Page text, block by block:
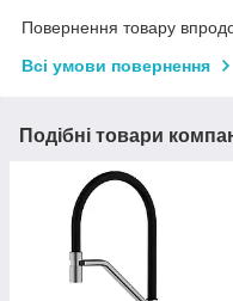
Повернення товару
Всі умови повернення
Подібні товари